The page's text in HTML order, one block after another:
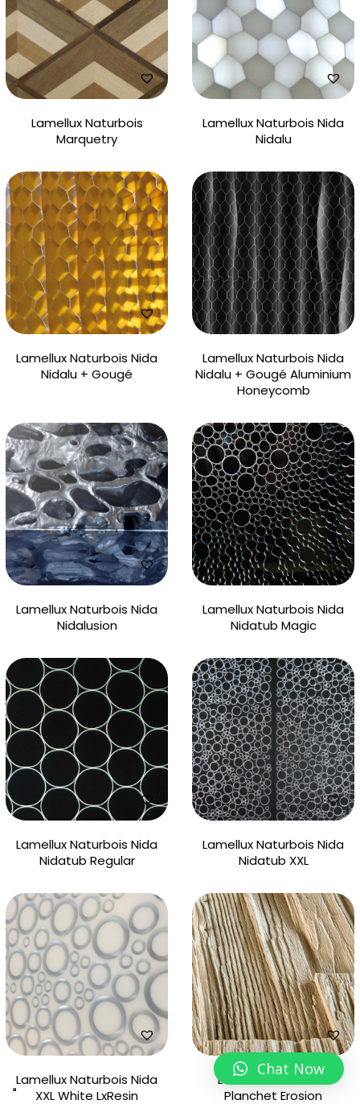
Lamellux Naturbois
Marquetry
Lamellux Naturbois Nida
Nidalu
Lamellux Naturbois Nida
Nidalu + Gougé
Lamellux Naturbois Nida
Nidalu + Gougé Aluminium
Honeycomb
Lamellux Naturbois Nida
Nidalusion
Lamellux Naturbois Nida
Nidatub Magic
Lamellux Naturbois Nida
Nidatub Regular
Lamellux Naturbois Nida
Nidatub XXL
Lamellux Naturbois Nida
XXL White LxResin
Lamellux Naturbois
Planchet Erosion
Chat Now